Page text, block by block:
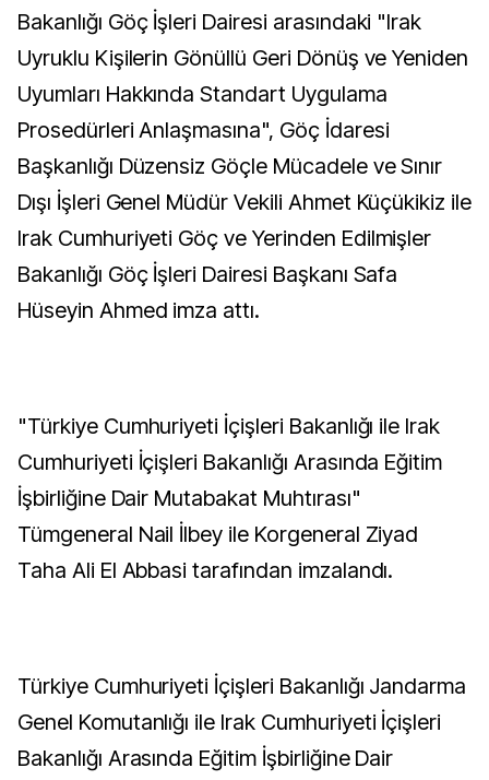
Bakanlığı Göç İşleri Dairesi arasındaki "Irak
Uyruklu Kişilerin Gönüllü Geri Dönüş ve Yeniden
Uyumları Hakkında Standart Uygulama
Prosedürleri Anlaşmasına", Göç İdaresi
Başkanlığı Düzensiz Göçle Mücadele ve Sınır
Dışı İşleri Genel Müdür Vekili Ahmet Küçükikiz ile
Irak Cumhuriyeti Göç ve Yerinden Edilmişler
Bakanlığı Göç İşleri Dairesi Başkanı Safa
Hüseyin Ahmed imza attı.
"Türkiye Cumhuriyeti İçişleri Bakanlığı ile Irak
Cumhuriyeti İçişleri Bakanlığı Arasında Eğitim
İşbirliğine Dair Mutabakat Muhtırası"
Tümgeneral Nail İlbey ile Korgeneral Ziyad
Taha Ali El Abbasi tarafından imzalandı.
Türkiye Cumhuriyeti İçişleri Bakanlığı Jandarma
Genel Komutanlığı ile Irak Cumhuriyeti İçişleri
Bakanlığı Arasında Eğitim İşbirliğine Dair